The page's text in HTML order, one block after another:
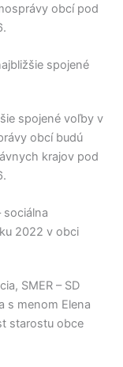
obcí pod
spojené
spojené voľby v
obcí budú
krajov pod
sociálna
2022 v obci
SMER – SD
s menom Elena
starostu obce